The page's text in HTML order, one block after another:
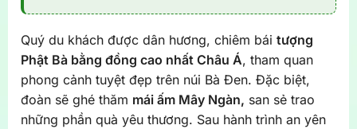
Quý du khách được dân hương, chiêm bái tượng
Phật Bà bằng đồng cao nhất Châu Á, tham quan
phong cảnh tuyệt đẹp trên núi Bà Đen. Đặc biệt,
đoàn sẽ ghé thăm mái ấm Mây Ngàn, san sẻ trao
những phần quà yêu thương. Sau hành trình an yên